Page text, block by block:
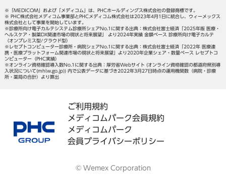
※「MEDICOM」および「メディコム」は、PHCホールディングス株式会社の登録商標です。
※ PHC株式会社メディコム事業部とPHCメディコム株式会社は2023年4月1日に統合し、ウィーメックス
株式会社として事業を開始しています。
※診療所向け電子カルテシステム診療所シェアNo.1に関する出典：株式会社富士経済「2025年版 医療・
ヘルスケア・製薬DX関連市場の現状と将来展望」 より2024年実績 金額ベース 診療所向け電子カルテ
（オンプレミス型/クラウド型）
※レセプトコンピューター診療所・病院シェアNo.1に関する出典：株式会社富士経済「2022年 医療連
携・医療プラットフォーム関連市場の現状と将来展望」より2020年企業シェア・数量ベース レセプトコ
ンピューター（PHC実績）
※オンライン資格確認導入数No.1に関する出典：厚労省Webサイト (オンライン資格確認の都道府県別導
入状況について(mhlw.go.jp)) 内で公表データに基づき2022年3月27日時点の運用機関数（病院・診療
所・薬局の合計）より算出
ご利用規約
メディコムパーク会員規約
メディコムパーク
会員プライバシーポリシー
© Wemex Corporation